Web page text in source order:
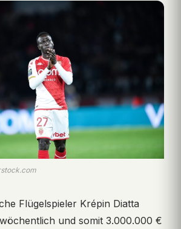
Flügelspieler Krépin Diatta
und somit 3.000.000 €